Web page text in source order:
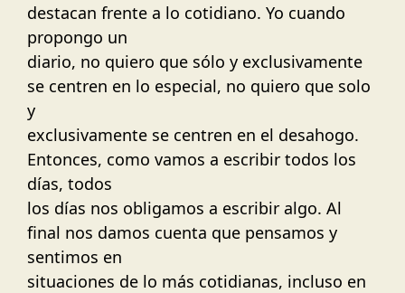
destacan frente a lo cotidiano. Yo cuando
propongo un
diario, no quiero que sólo y exclusivamente
se centren en lo especial, no quiero que solo
y
exclusivamente se centren en el desahogo.
Entonces, como vamos a escribir todos los
días, todos
los días nos obligamos a escribir algo. Al
final nos damos cuenta que pensamos y
sentimos en
situaciones de lo más cotidianas, incluso en